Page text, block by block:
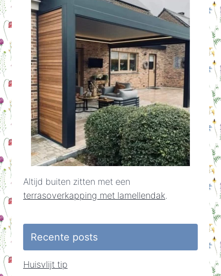
Altijd buiten zitten met een
terrasoverkapping met lamellendak.
Recente posts
Huisvlijt tip